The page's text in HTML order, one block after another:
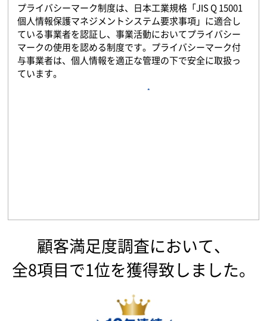
プライバシーマーク制度は、日本工業規格「JIS Q 15001
個人情報保護マネジメントシステム要求事項」に適合し
ている事業者を認証し、事業活動においてプライバシー
マークの使用を認める制度です。プライバシーマーク付
与事業者は、個人情報を適正な管理の下で安全に取扱っ
ています。
顧客満足度調査において、
全8項目で1位を獲得致しました。